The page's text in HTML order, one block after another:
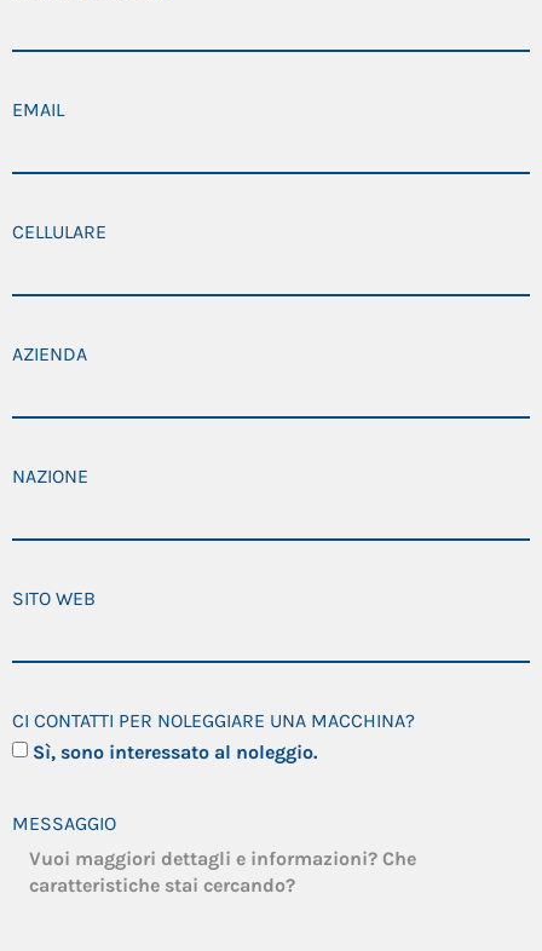
EMAIL
CELLULARE
AZIENDA
NAZIONE
SITO WEB
CI CONTATTI PER NOLEGGIARE UNA MACCHINA?
Sì, sono interessato al noleggio.
MESSAGGIO